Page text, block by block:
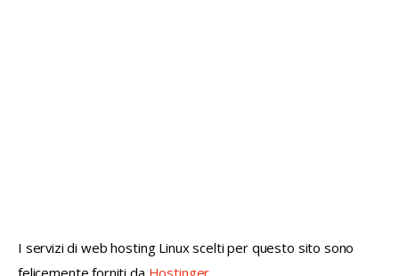
I servizi di web hosting Linux scelti per questo sito sono
felicemente forniti da Hostinger.